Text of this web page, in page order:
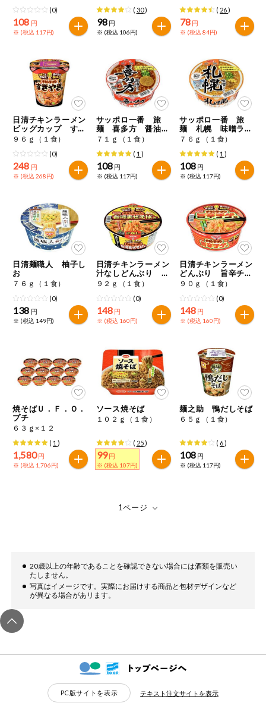
よりどりでお
トク
トク
ポイントがも
らえる！
お弁当用商品
かんたん調理
組合員さんの
リクエスト
いいもんみっ
け
オーガニック
ベビー・キッ
ズ関連
ト・栄養補助
食品
アレルゲン対
エシカル
健康志向食品
(0)
108 円
※ (税込 117円)
( 30)
98 円
※ (税込 106円)
( 26)
78 円
※ (税込 84円)
日清チキンラーメン
ビッグカップ すき
やき味
９６ｇ（１食）
(0)
248 円
※ (税込 268円)
サッポロ一番 旅
麺 喜多方 醤油ラ
ーメン
７１ｇ（１食）
( 1 )
108 円
※ (税込 117円)
サッポロ一番 旅
麺 札幌 味噌ラー
メン
７６ｇ（１食）
( 1 )
108 円
※ (税込 117円)
日清麺職人 柚子し
お
７６ｇ（１食）
(0)
138 円
※ (税込 149円)
日清チキンラーメン
汁なしどんぶり 台
湾まぜそば味
９２ｇ（１食）
(0)
148 円
※ (税込 160円)
日清チキンラーメン
どんぶり 旨辛チゲ
味
９０ｇ（１食）
(0)
148 円
※ (税込 160円)
焼そばＵ．Ｆ．Ｏ．
プチ
６３ｇ×１２
( 1 )
1,580 円
※ (税込 1,706円)
ソース焼そば
１０２ｇ（１食）
( 25)
99 円
※ (税込 107円)
麺之助 鴨だしそば
６５ｇ（１食）
( 6)
108 円
※ (税込 117円)
20歳以上の年齢であることを確認できない場合には酒類を販売い
たしません。
写真はイメージです。実際にお届けする商品と包材デザインなど
が異なる場合があリます。
PC版サイトを表示 テキスト注文サイトを表示